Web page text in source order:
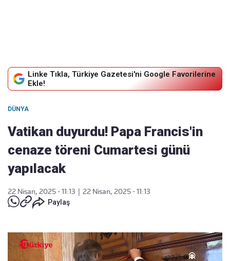
Linke Tıkla, Türkiye Gazetesi'ni Google Favorilerine
Ekle!
DÜNYA
Vatikan duyurdu! Papa Francis'in
cenaze töreni Cumartesi günü
yapılacak
22 Nisan, 2025 - 11:13
22 Nisan, 2025 - 11:13
Paylaş